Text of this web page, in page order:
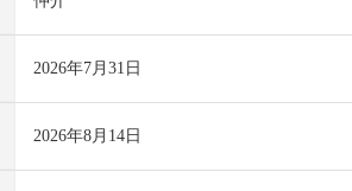
2026年7月31日
2026年8月14日